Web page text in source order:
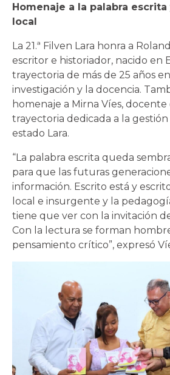
Homenaje a la palabra
local
La 21.ª Filven Lara honra a
escritor e historiador, nacido en
trayectoria de más de 25 años
investigación y la docencia.
homenaje a Mirna Víes,
trayectoria dedicada a la
estado Lara.
“La palabra escrita queda
para que las futuras
información. Escrito está y
local e insurgente y la
tiene que ver con la invitación
Con la lectura se forman
pensamiento crítico”, expresó